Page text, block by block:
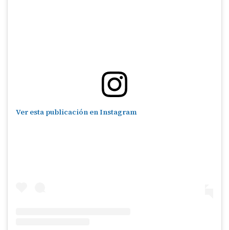
Ver esta publicación en Instagram